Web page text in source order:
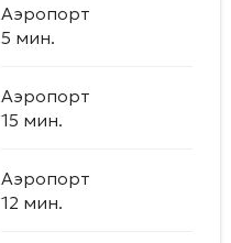
Аэропорт
5 мин.
Аэропорт
15 мин.
Аэропорт
12 мин.